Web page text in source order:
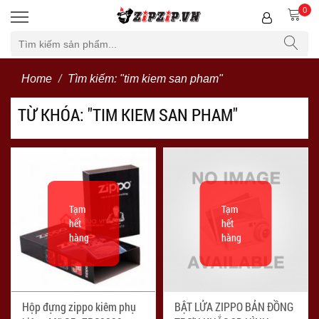
0
Home Tìm kiếm: "tim kiem san pham"
TỪ KHÓA: "TIM KIEM SAN PHAM"
Bộ lọc
Hộp đựng zippo kiêm phụ
Tạm
hết
hàng
BẬT LỬA ZIPPO BẢN ĐỒNG
Tạm
hết
hàng